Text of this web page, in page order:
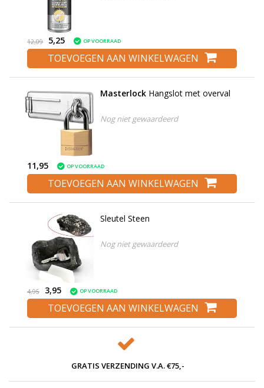
12,09 5,25 OP VOORRAAD
TOEVOEGEN AAN WINKELWAGEN
Masterlock Hangslot met overval
Nog niet gewaardeerd
11,95 OP VOORRAAD
TOEVOEGEN AAN WINKELWAGEN
Sleutel Steen
Nog niet gewaardeerd
4,95 3,95 OP VOORRAAD
TOEVOEGEN AAN WINKELWAGEN
GRATIS VERZENDING V.A. €75,-